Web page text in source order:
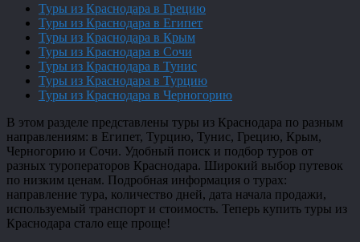
Туры из Краснодара в Грецию
Туры из Краснодара в Египет
Туры из Краснодара в Крым
Туры из Краснодара в Сочи
Туры из Краснодара в Тунис
Туры из Краснодара в Турцию
Туры из Краснодара в Черногорию
В этом разделе представлены туры из Краснодара по разным
направлениям: в Египет, Турцию, Тунис, Грецию, Крым,
Черногорию и Сочи. Удобный поиск и подбор туров от
разных туроператоров Краснодара. Широкий выбор путевок
по низким ценам. Подробная информация о турах:
направление тура, количество дней, дата начала продажи,
используемый транспорт и стоимость. Теперь купить туры из
Краснодара стало еще проще!